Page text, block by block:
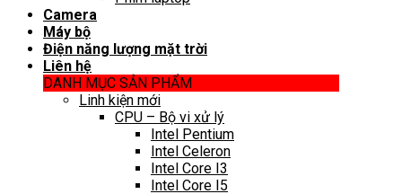
Camera
Máy bộ
Điện năng lượng mặt trời
Liên hệ
DANH MỤC SẢN PHẨM
Linh kiện mới
CPU – Bộ vi xử lý
Intel Pentium
Intel Celeron
Intel Core I3
Intel Core I5